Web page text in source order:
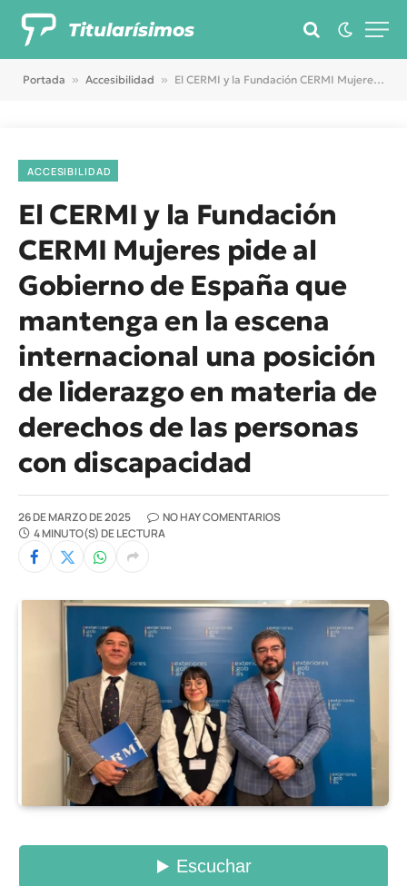
Titularísimos
Portada » Accesibilidad » El CERMI y la Fundación CERMI Mujeres pide al Gobierno de España que mantenga en la escena internacional una posición de liderazgo en materia de derechos de las personas con discapacidad
ACCESIBILIDAD
El CERMI y la Fundación
CERMI Mujeres pide al
Gobierno de España que
mantenga en la escena
internacional una posición
de liderazgo en materia de
derechos de las personas
con discapacidad
26 DE MARZO DE 2025
NO HAY COMENTARIOS
4 MINUTO(S) DE LECTURA